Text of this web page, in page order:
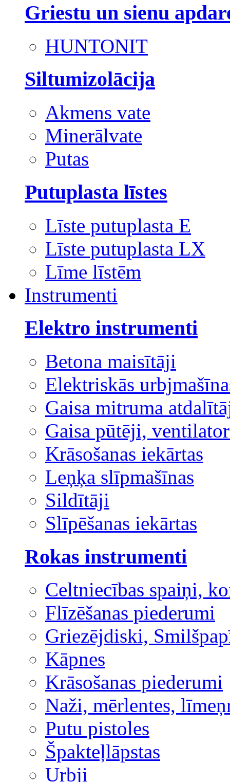
Griestu un sienu
HUNTONIT
Siltumizolācija
Akmens vate
Minerālvate
Putas
Putuplasta līstes
Līste putuplasta E
Līste putuplasta LX
Līme līstēm
Instrumenti
Elektro instrumenti
Betona maisītāji
Elektriskās
Gaisa mitruma
Gaisa pūtēji,
Krāsošanas iekārtas
Leņķa slīpmašīnas
Sildītāji
Slīpēšanas iekārtas
Rokas instrumenti
Celtniecības spaiņi,
Flīzēšanas piederumi
Griezējdiski,
Kāpnes
Krāsošanas piederumi
Naži, mērlentes,
Putu pistoles
Špakteļlāpstas
Urbji